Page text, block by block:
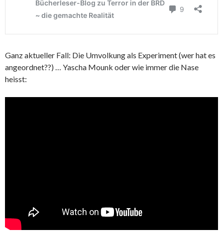
Ganz aktueller Fall: Die Umvolkung als Experiment (wer hat es
angeordnet??) … Yascha Mounk oder wie immer die Nase
heisst: